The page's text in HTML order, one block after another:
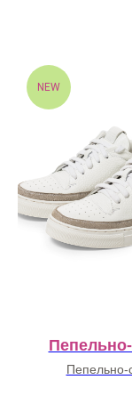
NEW
Пепельно-